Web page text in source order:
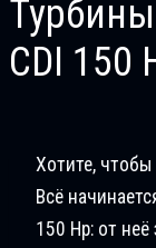
CDI 150
Хотите, чтобы
Всё
150 Hp: от